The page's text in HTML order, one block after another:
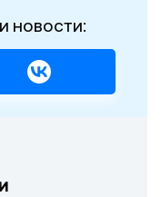
новости: